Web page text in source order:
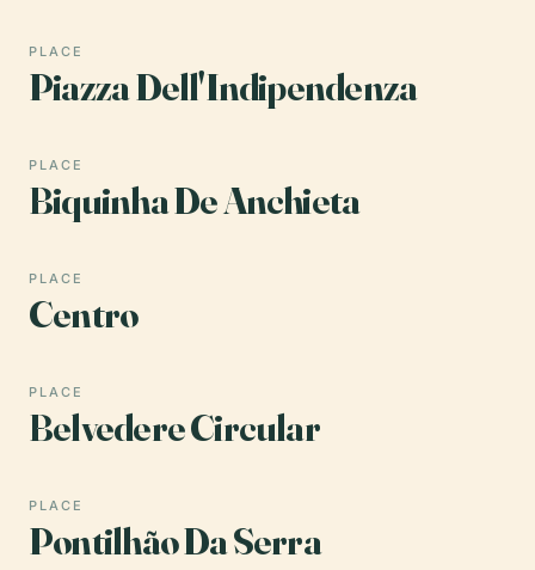
PLACE
Piazza Dell'Indipendenza
PLACE
Biquinha De Anchieta
PLACE
Centro
PLACE
Belvedere Circular
PLACE
Pontilhão Da Serra